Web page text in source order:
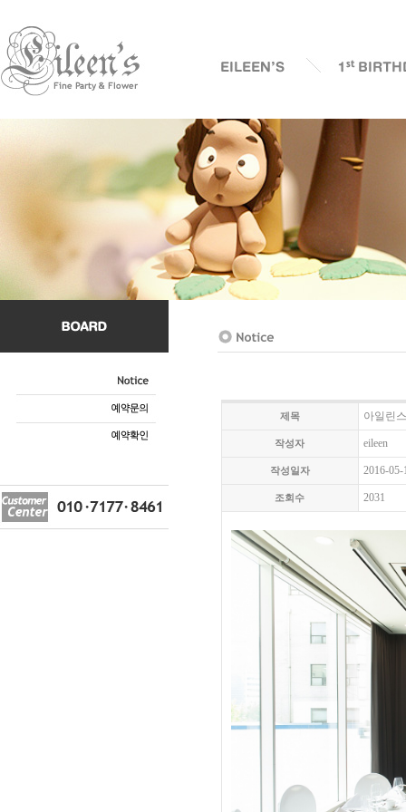
제목 아일린
작성자 eileen
작성일자 2016-05-
조회수 2031